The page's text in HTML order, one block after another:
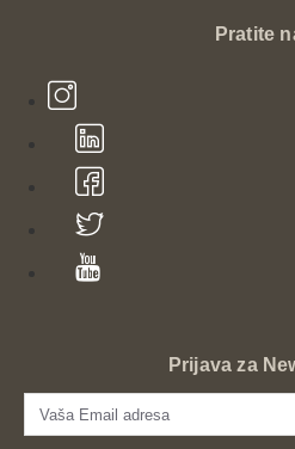
pogledajte našu ponuduPratite
Prijava za